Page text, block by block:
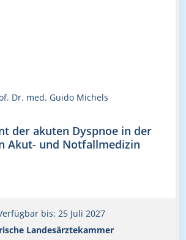
Dr. med. Guido Michels
der akuten Dyspnoe in der
Akut- und Notfallmedizin
bis: 25 Juli 2027
Landesärztekammer